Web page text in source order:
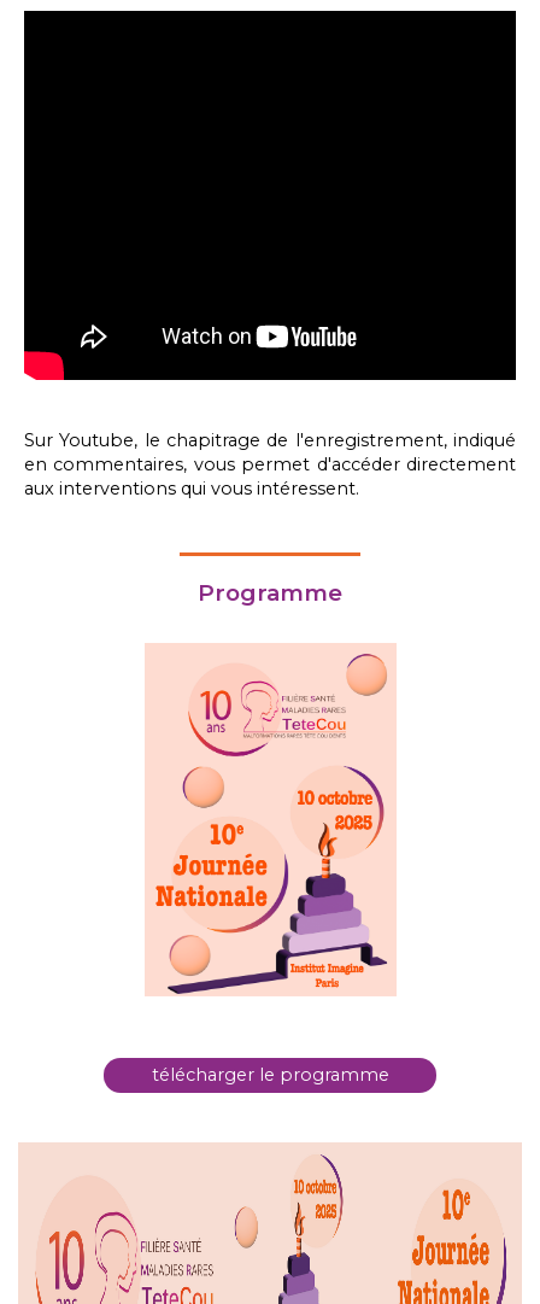
Sur Youtube, le chapitrage de l'enregistrement, indiqué
en commentaires, vous permet d'accéder directement
aux interventions qui vous intéressent.
Programme
télécharger le programme